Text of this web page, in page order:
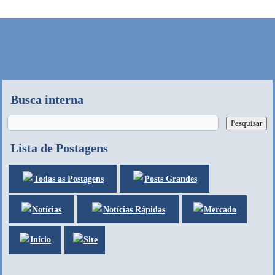
Busca interna
Lista de Postagens
Todas as Postagens Posts Grandes
Notícias Notícias Rápidas Mercado
Início Site